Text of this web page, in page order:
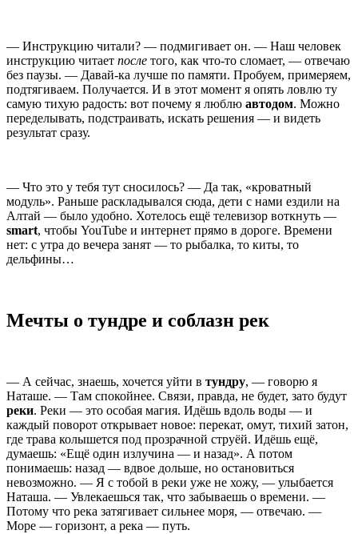
— Инструкцию читали? — подмигивает он. — Наш человек
инструкцию читает после того, как что-то сломает, — отвечаю
без паузы. — Давай-ка лучше по памяти. Пробуем, примеряем,
подтягиваем. Получается. И в этот момент я опять ловлю ту
самую тихую радость: вот почему я люблю автодом. Можно
переделывать, подстраивать, искать решения — и видеть
результат сразу.
— Что это у тебя тут сносилось? — Да так, «кроватный
модуль». Раньше раскладывался сюда, дети с нами ездили на
Алтай — было удобно. Хотелось ещё телевизор воткнуть —
smart, чтобы YouTube и интернет прямо в дороге. Времени
нет: с утра до вечера занят — то рыбалка, то киты, то
дельфины…
Мечты о тундре и соблазн рек
— А сейчас, знаешь, хочется уйти в тундру, — говорю я
Наташе. — Там спокойнее. Связи, правда, не будет, зато будут
реки. Реки — это особая магия. Идёшь вдоль воды — и
каждый поворот открывает новое: перекат, омут, тихий затон,
где трава колышется под прозрачной струёй. Идёшь ещё,
думаешь: «Ещё один излучина — и назад». А потом
понимаешь: назад — вдвое дольше, но остановиться
невозможно. — Я с тобой в реки уже не хожу, — улыбается
Наташа. — Увлекаешься так, что забываешь о времени. —
Потому что река затягивает сильнее моря, — отвечаю. —
Море — горизонт, а река — путь.